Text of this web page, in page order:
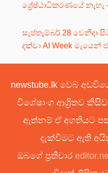
ශ්‍රේෂ්ඨාධිකරණයේ
සැප්තැම්බර් 28 වෙනිදා
දක්වා AI Week
newstube.lk වෙබ්
විශේෂාංග ආශ්‍රිතව
ඇත්නම් ඒ අගතියට පත්
දැක්වීමට ඇති
ඔබගේ ප්‍රතිචාර